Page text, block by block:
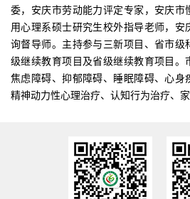
委，安庆市劳动能力评定专家，安庆市
用心理系硕士研究生校外指导老师，安
询督导师。主持参与三新项目、省市级
级继续教育项目及省级继续教育项目。
焦虑障碍、抑郁障碍、睡眠障碍、心身
精神动力性心理治疗、认知行为治疗、